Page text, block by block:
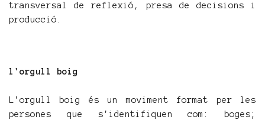
transversal de reflexió, presa de decisions i
producció.
l'orgull boig
L'orgull boig és un moviment format per les
persones que s'identifiquen com: boges;